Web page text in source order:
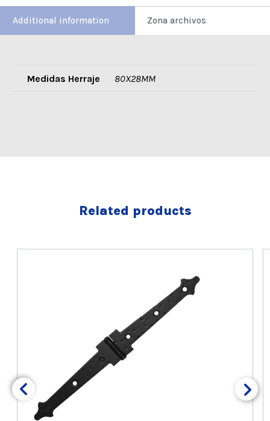
Additional information Zona archivos
Medidas Herraje 80X28MM
Related products